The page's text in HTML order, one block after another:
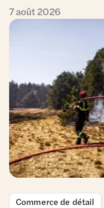
7 août 2026
Commerce de détail